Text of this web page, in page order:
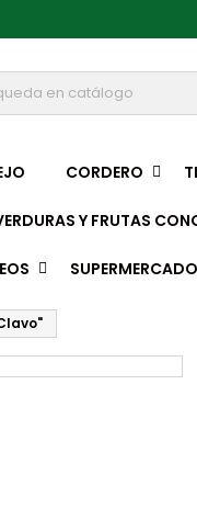
CORDERO
Y FRUTAS
SUPERMERCADO